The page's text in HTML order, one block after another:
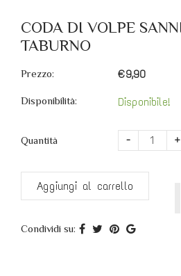
CODA DI VOLPE
TABURNO
Prezzo: €9,90
Disponibilità: Disponibile!
Quantità - +
Aggiungi al carrello
Condividi su: